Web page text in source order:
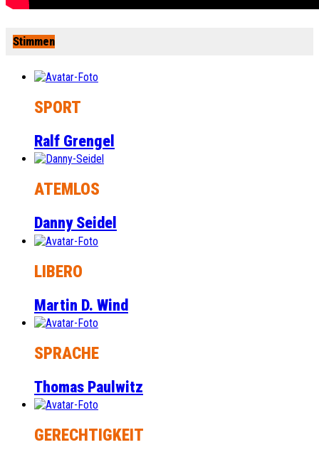
Stimmen
SPORT
Ralf Grengel
ATEMLOS
Danny Seidel
LIBERO
Martin D. Wind
SPRACHE
Thomas Paulwitz
GERECHTIGKEIT